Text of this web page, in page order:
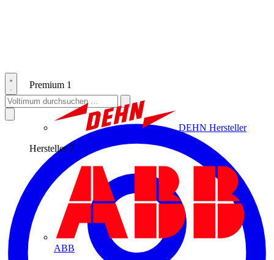
Premium 1
DEHN Hersteller
Hersteller 7
ABB